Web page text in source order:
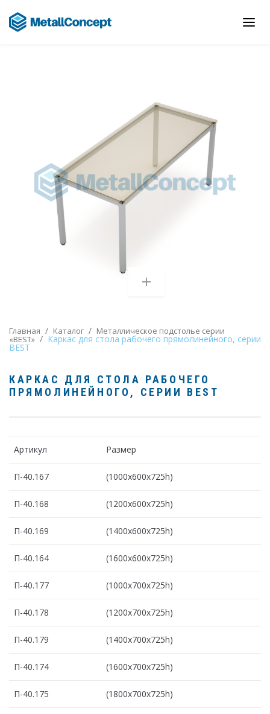
Главная / Каталог / Металлическое подстолье серии
«BEST» / Каркас для стола рабочего прямолинейного, серии
BEST
КАРКАС ДЛЯ СТОЛА РАБОЧЕГО
ПРЯМОЛИНЕЙНОГО , СЕРИИ BEST
Артикул Размер
П-40.167 (1000х600х725h)
П-40.168 (1200х600х725h)
П-40.169 (1400х600х725h)
П-40.164 (1600х600х725h)
П-40.177 (1000х700х725h)
П-40.178 (1200х700х725h)
П-40.179 (1400х700х725h)
П-40.174 (1600х700х725h)
П-40.175 (1800х700х725h)